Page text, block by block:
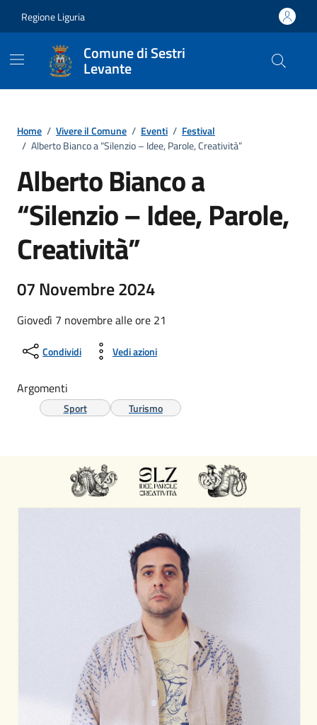
Regione Liguria
Comune di Sestri
Levante
Home / Vivere il Comune / Eventi / Festival
/ Alberto Bianco a “Silenzio – Idee, Parole, Creatività”
Alberto Bianco a
“Silenzio – Idee, Parole,
Creatività”
07 Novembre 2024
Giovedì 7 novembre alle ore 21
Condividi Vedi azioni
Argomenti
Sport Turismo